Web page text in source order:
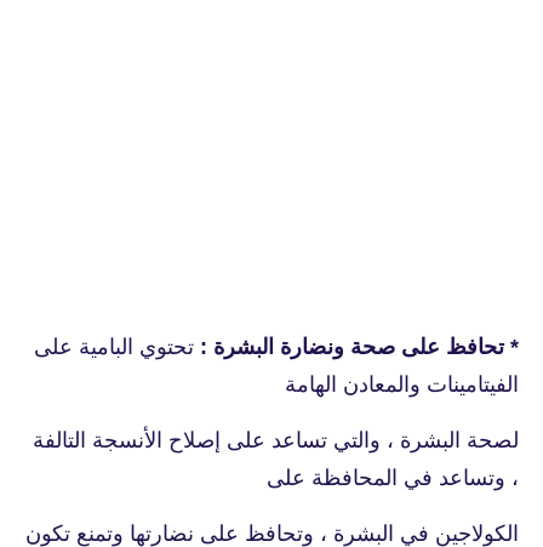
* تحافظ على صحة ونضارة البشرة : تحتوي البامية على
الفيتامينات والمعادن الهامة
لصحة البشرة ، والتي تساعد على إصلاح الأنسجة التالفة
، وتساعد في المحافظة على
الكولاجين في البشرة ، وتحافظ على نضارتها وتمنع تكون